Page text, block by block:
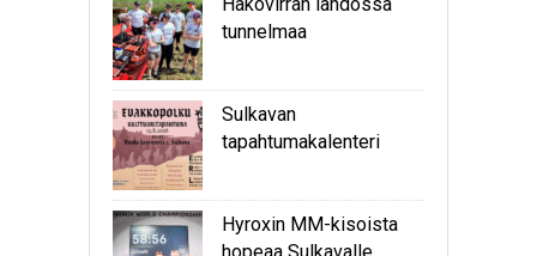
tunnelmaa
Sulkavan
tapahtumakalenteri
Hyroxin MM-kisoista
hopeaa Sulkavalle